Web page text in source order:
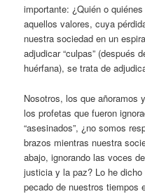
importante: ¿Quién o
aquellos valores, cuya
nuestra sociedad en un
adjudicar “culpas” (después
huérfana), se trata de
Nosotros, los que añoramos
los profetas que fueron
“asesinados”, ¿no somos
brazos mientras nuestra
abajo, ignorando las voces
justicia y la paz? Lo he
pecado de nuestros tiempos